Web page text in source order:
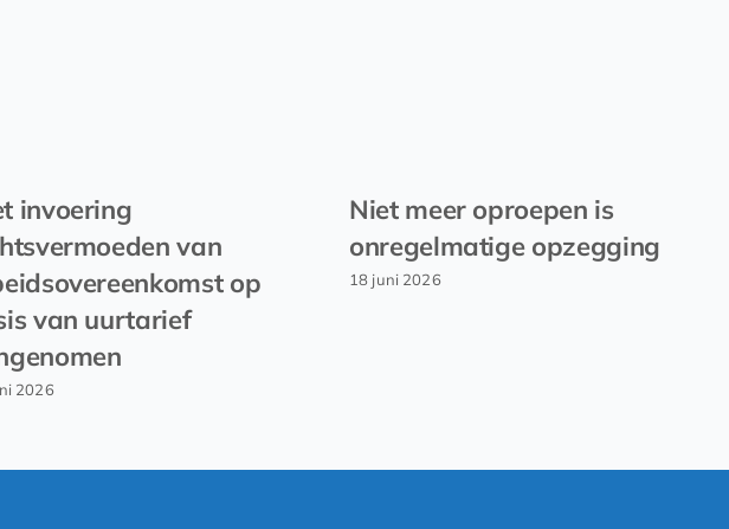
invoering
van
op
van uurtarief
2026
Niet meer oproepen is
onregelmatige opzegging
18 juni 2026